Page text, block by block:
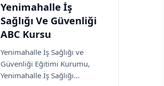
Yenimahalle İş
Sağlığı Ve Güvenliği
ABC Kursu
Yenimahalle İş Sağlığı ve
Güvenliği Eğitimi Kurumu,
Yenimahalle İş Sağlığı...